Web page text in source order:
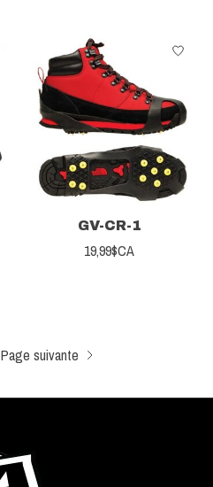
GV-CR-1
19,99$CA
Page suivante